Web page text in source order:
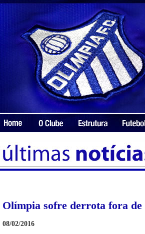
Olímpia sofre derrota fora de
08/02/2016